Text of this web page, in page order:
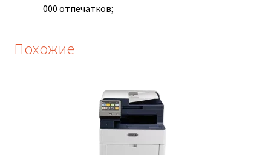
000 отпечатков;
Похожие